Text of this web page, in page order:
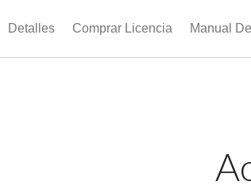
Detalles Comprar Licencia Manual